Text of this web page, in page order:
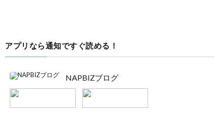
アプリなら通知ですぐ読める！
NAPBIZブログ